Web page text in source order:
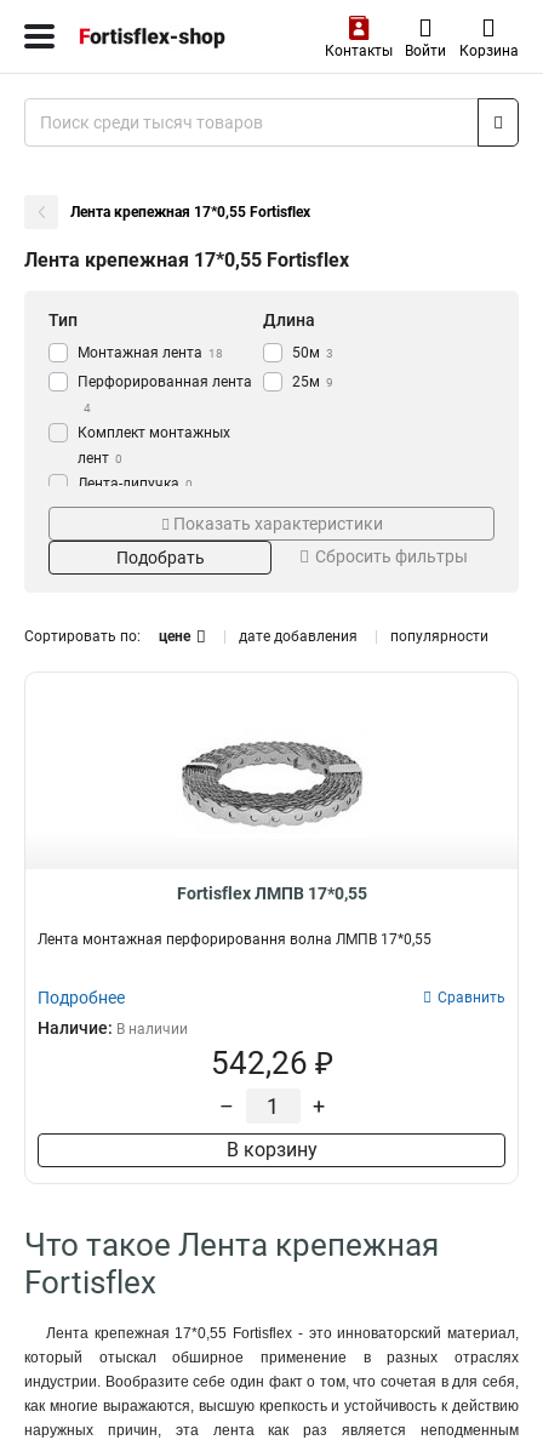
Контакты Войти Корзина
Лента крепежная 17*0,55 Fortisflex
Лента крепежная 17*0,55 Fortisflex
Тип
Монтажная лента 18
Перфорированная лента
4
Комплект монтажных
лент 0
Лента-липучка 0
Лента
термоуплотнительная 0
Шовная лента для газона
Скрепа 7
Лента 17
Длина
50м 3
25м 9
ЛКС-П 1
ЛМПВ 2
ЛКС-П304
Особенности ленты
Показать характеристики
Подобрать
Сбросить фильтры
Сортировать по: цене дате добавления популярности
Fortisflex ЛМПВ 17*0,55
Лента монтажная перфорировання волна ЛМПВ 17*0,55
Подробнее Сравнить
Наличие: В наличии
542,26 ₽
– +
В корзину
Что такое Лента крепежная
Fortisflex
Лента крепежная 17*0,55 Fortisflex - это инноваторский материал,
который отыскал обширное применение в разных отраслях
индустрии. Вообразите себе один факт о том, что сочетая в для себя,
как многие выражаются, высшую крепкость и устойчивость к действию
наружных причин, эта лента как раз является неподменным